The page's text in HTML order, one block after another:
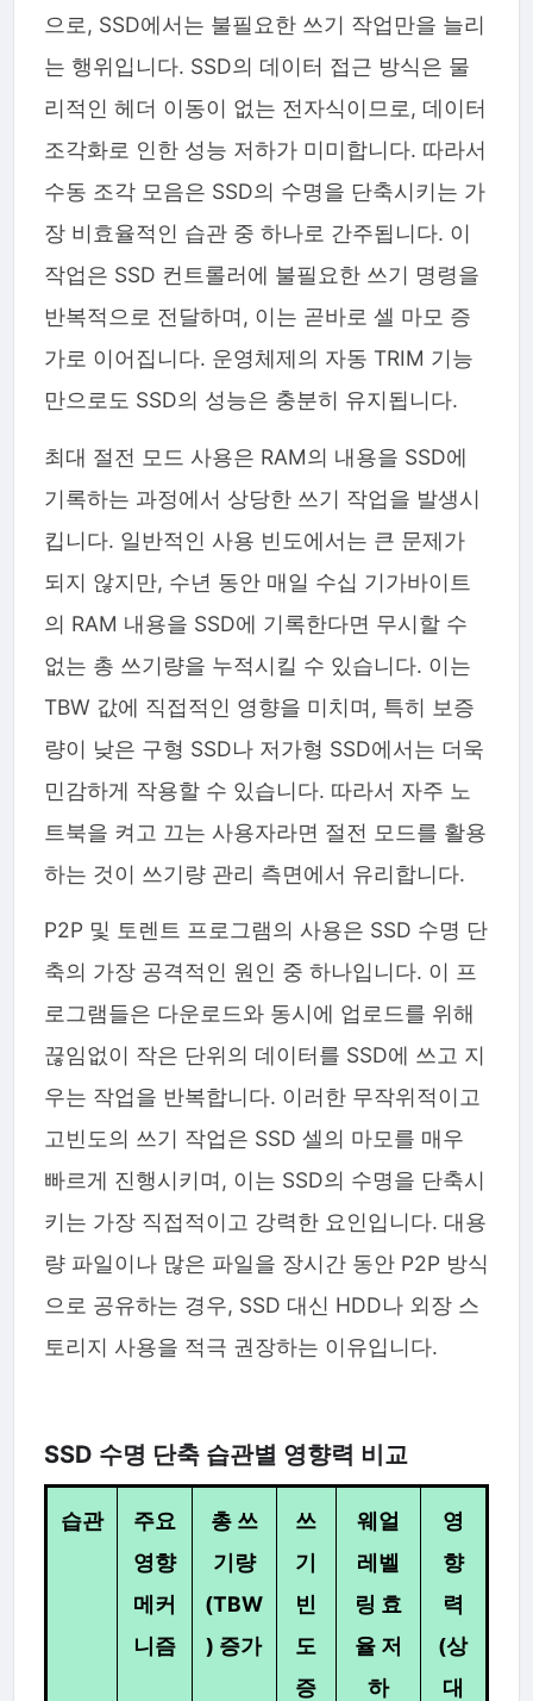
으로, SSD에서는 불필요한 쓰기 작업만을 늘리
는 행위입니다. SSD의 데이터 접근 방식은 물
리적인 헤더 이동이 없는 전자식이므로, 데이터
조각화로 인한 성능 저하가 미미합니다. 따라서
수동 조각 모음은 SSD의 수명을 단축시키는 가
장 비효율적인 습관 중 하나로 간주됩니다. 이
작업은 SSD 컨트롤러에 불필요한 쓰기 명령을
반복적으로 전달하며, 이는 곧바로 셀 마모 증
가로 이어집니다. 운영체제의 자동 TRIM 기능
만으로도 SSD의 성능은 충분히 유지됩니다.
최대 절전 모드 사용은 RAM의 내용을 SSD에
기록하는 과정에서 상당한 쓰기 작업을 발생시
킵니다. 일반적인 사용 빈도에서는 큰 문제가
되지 않지만, 수년 동안 매일 수십 기가바이트
의 RAM 내용을 SSD에 기록한다면 무시할 수
없는 총 쓰기량을 누적시킬 수 있습니다. 이는
TBW 값에 직접적인 영향을 미치며, 특히 보증
량이 낮은 구형 SSD나 저가형 SSD에서는 더욱
민감하게 작용할 수 있습니다. 따라서 자주 노
트북을 켜고 끄는 사용자라면 절전 모드를 활용
하는 것이 쓰기량 관리 측면에서 유리합니다.
P2P 및 토렌트 프로그램의 사용은 SSD 수명 단
축의 가장 공격적인 원인 중 하나입니다. 이 프
로그램들은 다운로드와 동시에 업로드를 위해
끊임없이 작은 단위의 데이터를 SSD에 쓰고 지
우는 작업을 반복합니다. 이러한 무작위적이고
고빈도의 쓰기 작업은 SSD 셀의 마모를 매우
빠르게 진행시키며, 이는 SSD의 수명을 단축시
키는 가장 직접적이고 강력한 요인입니다. 대용
량 파일이나 많은 파일을 장시간 동안 P2P 방식
으로 공유하는 경우, SSD 대신 HDD나 외장 스
토리지 사용을 적극 권장하는 이유입니다.
SSD 수명 단축 습관별 영향력 비교
습관
주요
영향
메커
니즘
총 쓰
기량
(TBW
) 증가
쓰
기
빈
도
증
웨얼
레벨
링 효
율 저
하
영
향
력
(상
대